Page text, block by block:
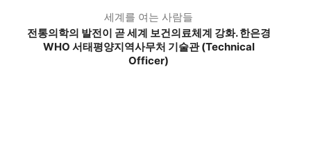
세계를 여는 사람들
전통의학의 발전이 곧 세계 보건의료체계 강화. 한은경
WHO 서태평양지역사무처 기술관 (Technical
Officer)